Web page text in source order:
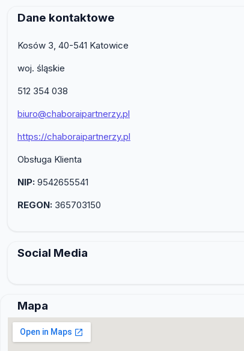
Dane kontaktowe
Kosów 3, 40-541 Katowice
woj. śląskie
512 354 038
biuro@chaboraipartnerzy.pl
https://chaboraipartnerzy.pl
Obsługa Klienta
NIP: 9542655541
REGON: 365703150
Social Media
Mapa